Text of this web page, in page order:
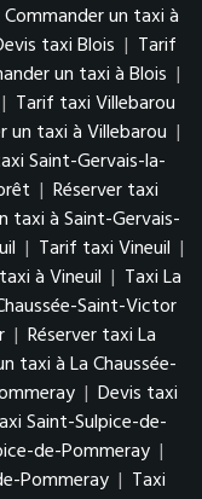
Commander un taxi à
taxi Blois | Tarif
un taxi à Blois |
| Tarif taxi Villebarou
un taxi à Villebarou |
Saint-Gervais-la-
| Réserver taxi
taxi à Saint-Gervais-
| Tarif taxi Vineuil |
à Vineuil | Taxi La
Saint-Victor
| Réserver taxi La
taxi à La Chaussée-
| Devis taxi
Saint-Sulpice-de-
de-Pommeray |
Pommeray | Taxi